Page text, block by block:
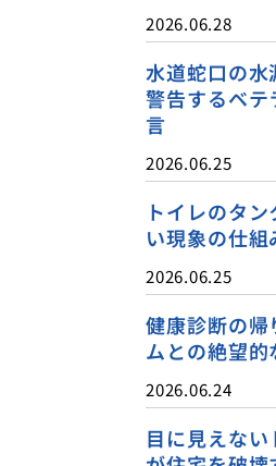
2026.06.28
水道蛇口の水
警告するベテ
言
2026.06.25
トイレのタ
い現象の仕組
2026.06.25
健康診断の帰
ムとの絶望的
2026.06.24
目に見えな